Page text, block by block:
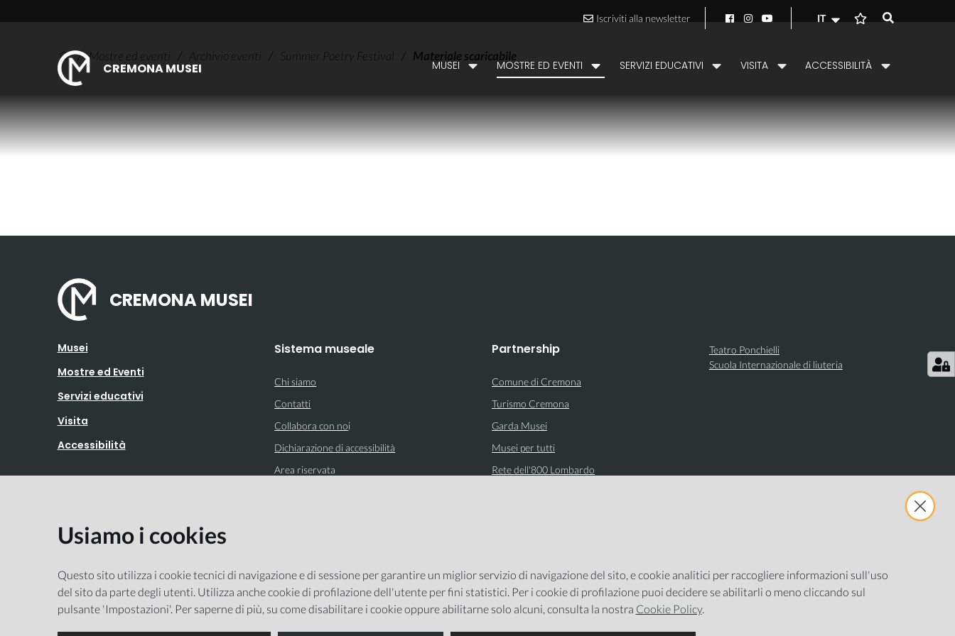
Iscriviti alla newsletter IT
CREMONA MUSEI MUSEI MOSTRE ED EVENTI SERVIZI EDUCATIVI VISITA ACCESSIBILITÀ
/ Mostre ed eventi / Archivio eventi / Summer Poetry Festival / Materiale scaricabile
CREMONA MUSEI
Musei
Mostre ed Eventi
Servizi educativi
Visita
Accessibilità
Sistema museale
Chi siamo
Contatti
Collabora con noi
Dichiarazione di accessibilità
Area riservata
Partnership
Comune di Cremona
Turismo Cremona
Garda Musei
Musei per tutti
Rete dell'800 Lombardo
Teatro Ponchielli
Scuola Internazionale di liuteria
Integrato con
Usiamo i cookies
Questo sito utilizza i cookie tecnici di navigazione e di sessione per garantire un miglior servizio di navigazione del sito, e cookie analitici per raccogliere informazioni sull'uso
del sito da parte degli utenti. Utilizza anche cookie di profilazione dell'utente per fini statistici. Per i cookie di profilazione puoi decidere se abilitarli o meno cliccando sul
pulsante 'Impostazioni'. Per saperne di più, su come disabilitare i cookie oppure abilitarne solo alcuni, consulta la nostra Cookie Policy.